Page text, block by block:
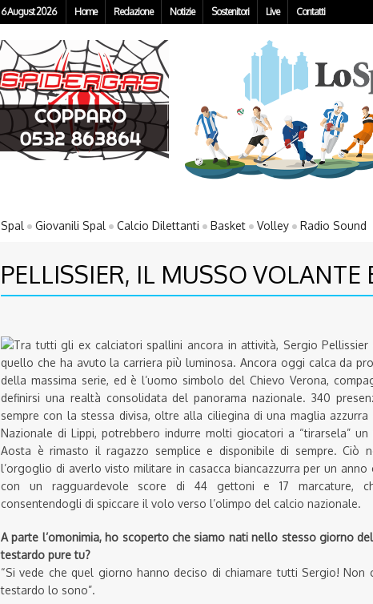
6 August 2026 Home Redazione Notizie Sostenitori Live Contatti
Spal Giovanili Spal Calcio Dilettanti Basket Volley Radio Sound
PELLISSIER, IL MUSSO VOLANTE
Tra tutti gli ex calciatori spallini ancora in attività, Sergio Pellissier
quello che ha avuto la carriera più luminosa. Ancora oggi calca da
della massima serie, ed è l’uomo simbolo del Chievo Verona,
definirsi una realtà consolidata del panorama nazionale. 340
sempre con la stessa divisa, oltre alla ciliegina di una maglia
Nazionale di Lippi, potrebbero indurre molti giocatori a “tirarsela” un
Aosta è rimasto il ragazzo semplice e disponibile di sempre. Ciò
l’orgoglio di averlo visto militare in casacca biancazzurra per un anno
con un ragguardevole score di 44 gettoni e 17 marcature,
consentendogli di spiccare il volo verso l’olimpo del calcio nazionale.
A parte l’omonimia, ho scoperto che siamo nati nello stesso giorno
testardo pure tu?
“Si vede che quel giorno hanno deciso di chiamare tutti Sergio! Non
testardo lo sono”.